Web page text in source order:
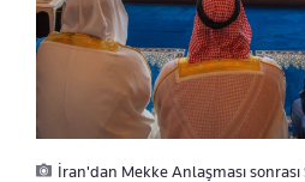
İran'dan Mekke Anlaşması